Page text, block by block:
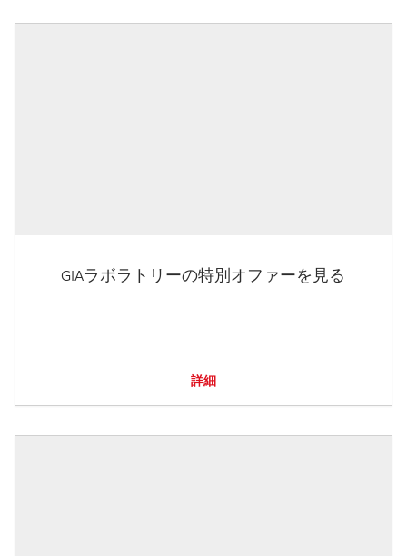
GIAラボラトリーの特別オファーを見る
詳細